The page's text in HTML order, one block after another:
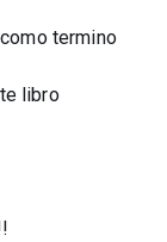
termino
libro